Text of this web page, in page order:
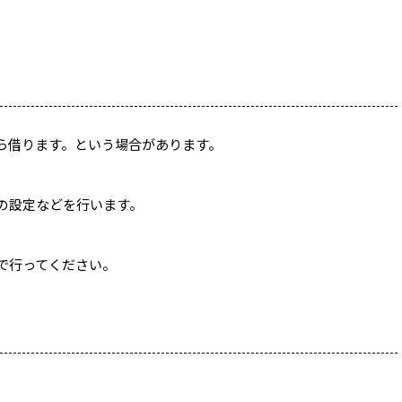
ります。という場合があります。
定などを行います。
ってください。